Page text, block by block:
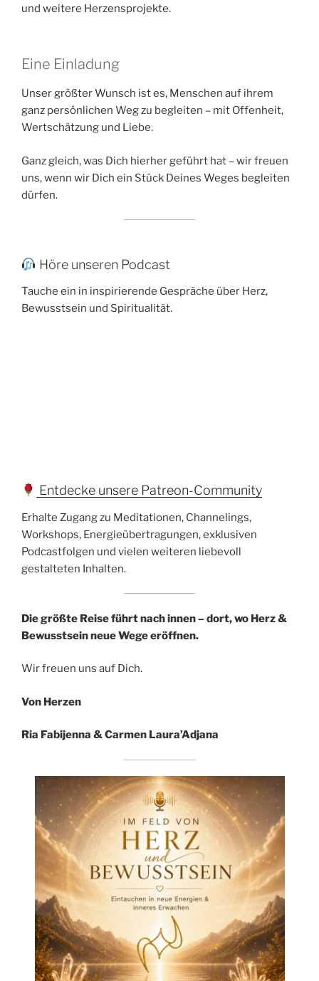
und weitere Herzensprojekte.
Eine Einladung
Unser größter Wunsch ist es, Menschen auf ihrem
ganz persönlichen Weg zu begleiten – mit Offenheit,
Wertschätzung und Liebe.
Ganz gleich, was Dich hierher geführt hat – wir freuen
uns, wenn wir Dich ein Stück Deines Weges begleiten
dürfen.
Höre unseren Podcast
Tauche ein in inspirierende Gespräche über Herz,
Bewusstsein und Spiritualität.
Entdecke unsere Patreon-Community
Erhalte Zugang zu Meditationen, Channelings,
Workshops, Energieübertragungen, exklusiven
Podcastfolgen und vielen weiteren liebevoll
gestalteten Inhalten.
Die größte Reise führt nach innen – dort, wo Herz &
Bewusstsein neue Wege eröffnen.
Wir freuen uns auf Dich.
Von Herzen
Ria Fabijenna & Carmen Laura’Adjana